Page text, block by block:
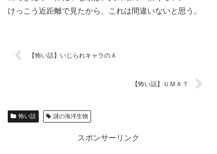
けっこう近距離で見たから、これは間違いないと思う。
【怖い話】いじられキャラのＡ
【怖い話】ＵＭＡ？
怖い話 謎の海洋生物
スポンサーリンク